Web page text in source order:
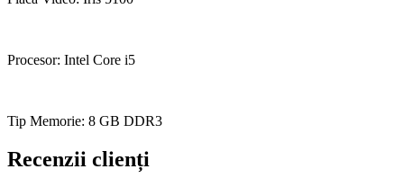
Procesor: Intel Core i5
Tip Memorie: 8 GB DDR3
Recenzii clienți